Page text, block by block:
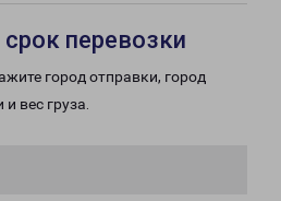
перевозки
город отправки, город
вес груза.